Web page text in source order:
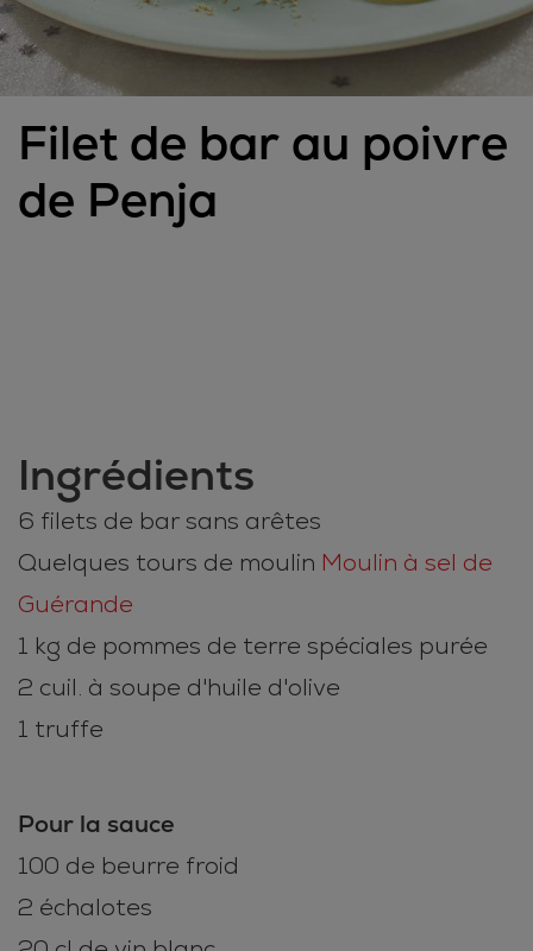
Filet de bar au poivre
de Penja
Ingrédients
6 filets de bar sans arêtes
Quelques tours de moulin Moulin à sel de
Guérande
1 kg de pommes de terre spéciales purée
2 cuil. à soupe d'huile d'olive
1 truffe
Pour la sauce
100 de beurre froid
2 échalotes